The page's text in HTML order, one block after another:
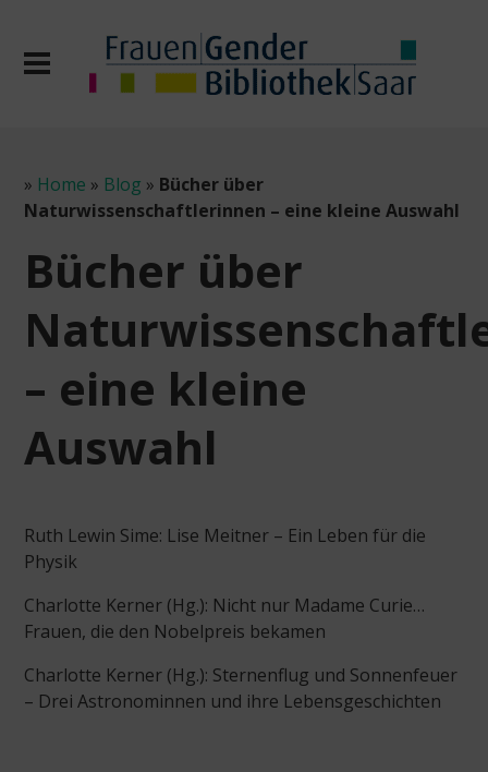
» Home » Blog » Bücher über
Naturwissenschaftlerinnen – eine kleine Auswahl
Bücher über
– eine kleine
Auswahl
Ruth Lewin Sime: Lise Meitner – Ein Leben für die
Physik
Charlotte Kerner (Hg.): Nicht nur Madame Curie…
Frauen, die den Nobelpreis bekamen
Charlotte Kerner (Hg.): Sternenflug und Sonnenfeuer
– Drei Astronominnen und ihre Lebensgeschichten